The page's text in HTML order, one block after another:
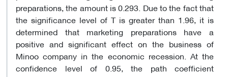
preparations, the amount is 0.293. Due to the fact that
the significance level of T is greater than 1.96, it is
determined that marketing preparations have a
positive and significant effect on the business of
Minoo company in the economic recession. At the
confidence level of 0.95, the path coefficient